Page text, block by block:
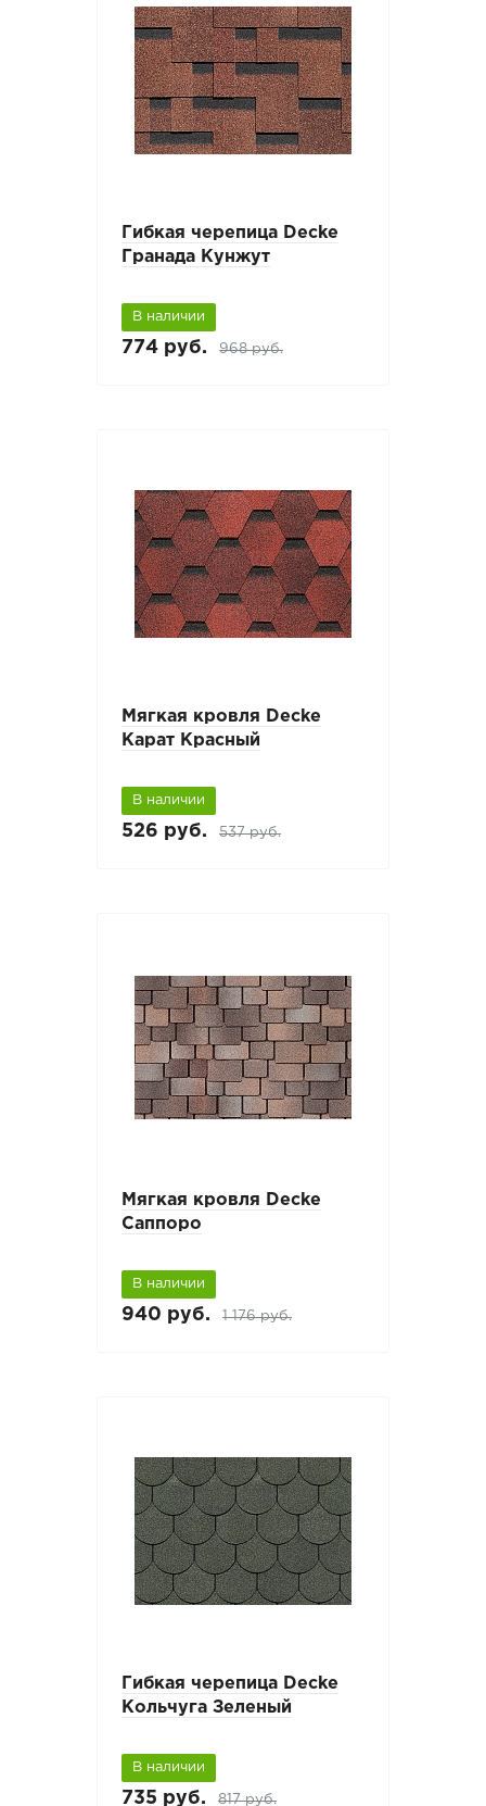
Гибкая черепица Decke
Гранада Кунжут
В наличии
774 руб. 968 руб.
Мягкая кровля Decke
Карат Красный
В наличии
526 руб. 537 руб.
Мягкая кровля Decke
Саппоро
В наличии
940 руб. 1 176 руб.
Гибкая черепица Decke
Кольчуга Зеленый
В наличии
735 руб. 817 руб.